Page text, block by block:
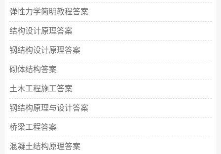
弹性力学简明教程答案
结构设计原理答案
钢结构设计原理答案
砌体结构答案
土木工程施工答案
钢结构原理与设计答案
桥梁工程答案
混凝土结构原理答案